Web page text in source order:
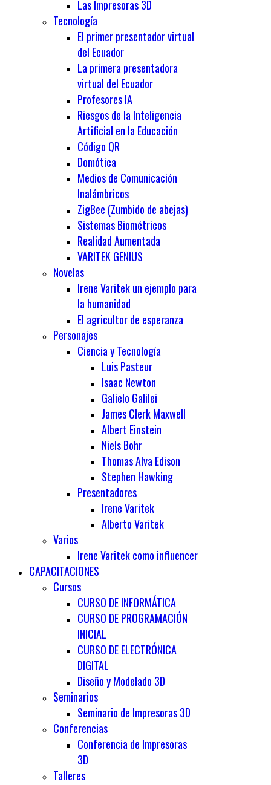
Las Impresoras 3D
Tecnología
El primer presentador virtual
del Ecuador
La primera presentadora
virtual del Ecuador
Profesores IA
Riesgos de la Inteligencia
Artificial en la Educación
Código QR
Domótica
Medios de Comunicación
Inalámbricos
ZigBee (Zumbido de abejas)
Sistemas Biométricos
Realidad Aumentada
VARITEK GENIUS
Novelas
Irene Varitek un ejemplo para
la humanidad
El agricultor de esperanza
Personajes
Ciencia y Tecnología
Luis Pasteur
Isaac Newton
Galielo Galilei
James Clerk Maxwell
Albert Einstein
Niels Bohr
Thomas Alva Edison
Stephen Hawking
Presentadores
Irene Varitek
Alberto Varitek
Varios
Irene Varitek como influencer
CAPACITACIONES
Cursos
CURSO DE INFORMÁTICA
CURSO DE PROGRAMACIÓN
INICIAL
CURSO DE ELECTRÓNICA
DIGITAL
Diseño y Modelado 3D
Seminarios
Seminario de Impresoras 3D
Conferencias
Conferencia de Impresoras
3D
Talleres